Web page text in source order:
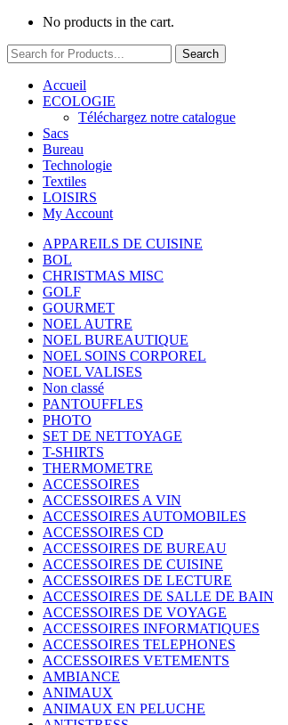
No products in the cart.
Search
Accueil
ECOLOGIE
Téléchargez notre catalogue
Sacs
Bureau
Technologie
Textiles
LOISIRS
My Account
APPAREILS DE CUISINE
BOL
CHRISTMAS MISC
GOLF
GOURMET
NOEL AUTRE
NOEL BUREAUTIQUE
NOEL SOINS CORPOREL
NOEL VALISES
Non classé
PANTOUFFLES
PHOTO
SET DE NETTOYAGE
T-SHIRTS
THERMOMETRE
ACCESSOIRES
ACCESSOIRES A VIN
ACCESSOIRES AUTOMOBILES
ACCESSOIRES CD
ACCESSOIRES DE BUREAU
ACCESSOIRES DE CUISINE
ACCESSOIRES DE LECTURE
ACCESSOIRES DE SALLE DE BAIN
ACCESSOIRES DE VOYAGE
ACCESSOIRES INFORMATIQUES
ACCESSOIRES TELEPHONES
ACCESSOIRES VETEMENTS
AMBIANCE
ANIMAUX
ANIMAUX EN PELUCHE